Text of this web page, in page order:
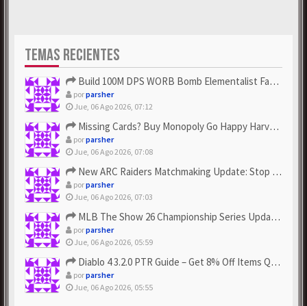
TEMAS RECIENTES
Build 100M DPS WORB Bomb Elementalist Fast - Grab POE Curren...
porparsher
Jue, 06 Ago 2026, 07:12
Missing Cards? Buy Monopoly Go Happy Harvest with Looney Tun...
porparsher
Jue, 06 Ago 2026, 07:08
New ARC Raiders Matchmaking Update: Stop Failed - Grab Bluep...
porparsher
Jue, 06 Ago 2026, 07:03
MLB The Show 26 Championship Series Update! Get Cheap & ...
porparsher
Jue, 06 Ago 2026, 05:59
Diablo 4 3.2.0 PTR Guide – Get 8% Off Items Quickly to Test ...
porparsher
Jue, 06 Ago 2026, 05:55